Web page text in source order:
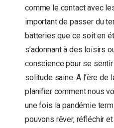
comme le contact avec
important de passer du
batteries que ce soit en
s’adonnant à des loisirs
conscience pour se
solitude saine. A l’ère de
planifier comment nous
une fois la pandémie
pouvons rêver, réfléchir